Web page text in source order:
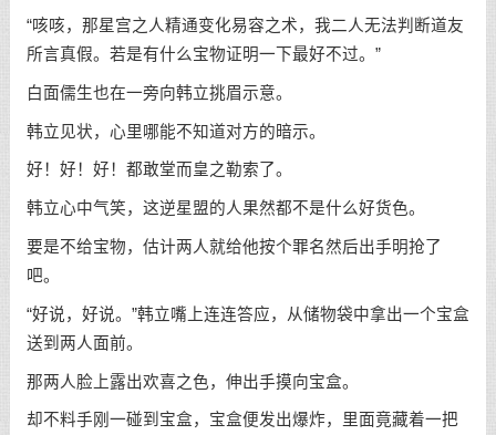
“咳咳，那星宫之人精通变化易容之术，我二人无法判断道友
所言真假。若是有什么宝物证明一下最好不过。”
白面儒生也在一旁向韩立挑眉示意。
韩立见状，心里哪能不知道对方的暗示。
好！好！好！都敢堂而皇之勒索了。
韩立心中气笑，这逆星盟的人果然都不是什么好货色。
要是不给宝物，估计两人就给他按个罪名然后出手明抢了
吧。
“好说，好说。”韩立嘴上连连答应，从储物袋中拿出一个宝盒
送到两人面前。
那两人脸上露出欢喜之色，伸出手摸向宝盒。
却不料手刚一碰到宝盒，宝盒便发出爆炸，里面竟藏着一把